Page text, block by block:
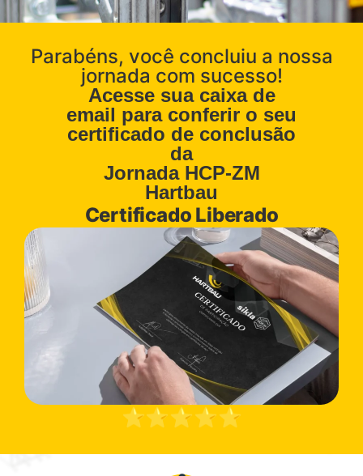
Parabéns, você concluiu a nossa
jornada com sucesso!
Acesse sua caixa de
email para conferir o seu
certificado de conclusão
da
Jornada HCP-ZM
Hartbau
Certificado Liberado
⭐️⭐️⭐️⭐️⭐️